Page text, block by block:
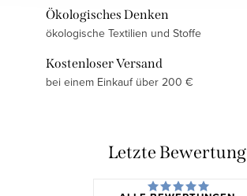
Ökologisches Denken
ökologische Textilien und Stoffe
Kostenloser Versand
bei einem Einkauf über 200 €
Letzte Bewertung